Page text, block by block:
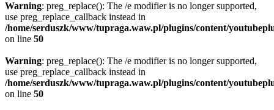
Warning: preg_replace(): The /e modifier is no longer supported,
use preg_replace_callback instead in
/home/serduszk/www/tupraga.waw.pl/plugins/content/
on line 50
Warning: preg_replace(): The /e modifier is no longer supported,
use preg_replace_callback instead in
/home/serduszk/www/tupraga.waw.pl/plugins/content/
on line 50